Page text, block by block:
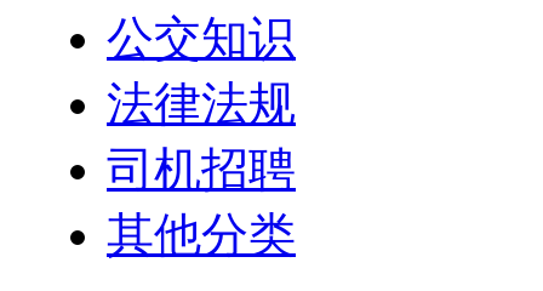
公交知识
法律法规
司机招聘
其他分类